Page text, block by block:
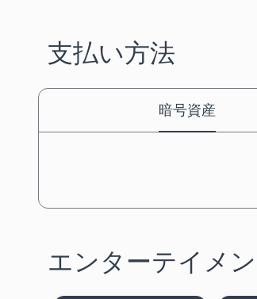
支払い方法
暗号資産
エンターテイメ